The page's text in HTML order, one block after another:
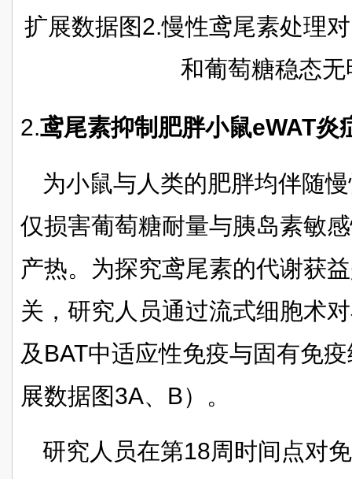
扩展数据图2.慢性鸢尾素处理
和葡萄糖稳态
2.鸢尾素抑制肥胖小鼠eWAT炎
为小鼠与人类的肥胖均伴随
仅损害葡萄糖耐量与胰岛素敏
产热。为探究鸢尾素的代谢获
关，研究人员通过流式细胞术
及BAT中适应性免疫与固有免
展数据图3A、B）。
研究人员在第18周时间点对